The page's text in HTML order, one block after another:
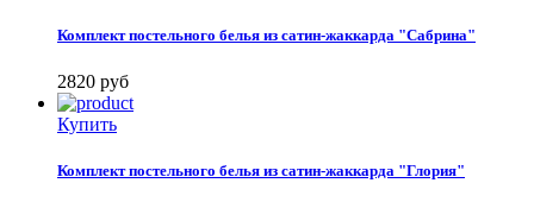
Комплект постельного белья из сатин-жаккарда "Сабрина"
2820 руб
Купить
Комплект постельного белья из сатин-жаккарда "Глория"